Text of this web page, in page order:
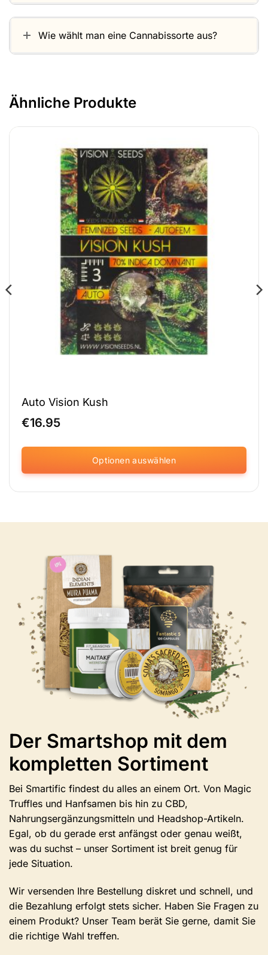
Wie wählt man eine Cannabissorte aus?
Ähnliche Produkte
Auto Vision Kush
€16.95
Optionen auswählen
Dieses
Produkt
erhältlich.
können
auf
der
Produktseite
ausgewählt
werden.
Der Smartshop mit dem
kompletten Sortiment
Bei Smartific findest du alles an einem Ort. Von Magic
Truffles und Hanfsamen bis hin zu CBD,
Nahrungsergänzungsmitteln und Headshop-Artikeln.
Egal, ob du gerade erst anfängst oder genau weißt,
was du suchst – unser Sortiment ist breit genug für
jede Situation.
Wir versenden Ihre Bestellung diskret und schnell, und
die Bezahlung erfolgt stets sicher. Haben Sie Fragen zu
einem Produkt? Unser Team berät Sie gerne, damit Sie
die richtige Wahl treffen.